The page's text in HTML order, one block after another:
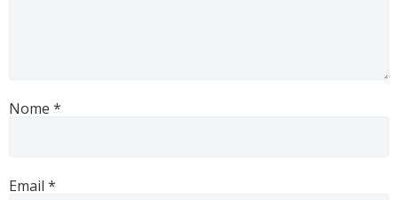
Nome *
Email *